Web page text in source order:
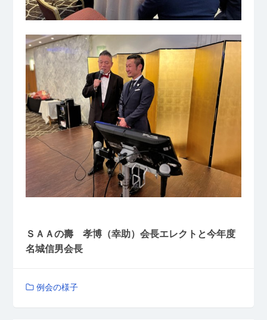
ＳＡＡの壽 孝博（幸助）会長エレクトと今年度
名城信男会長
例会の様子